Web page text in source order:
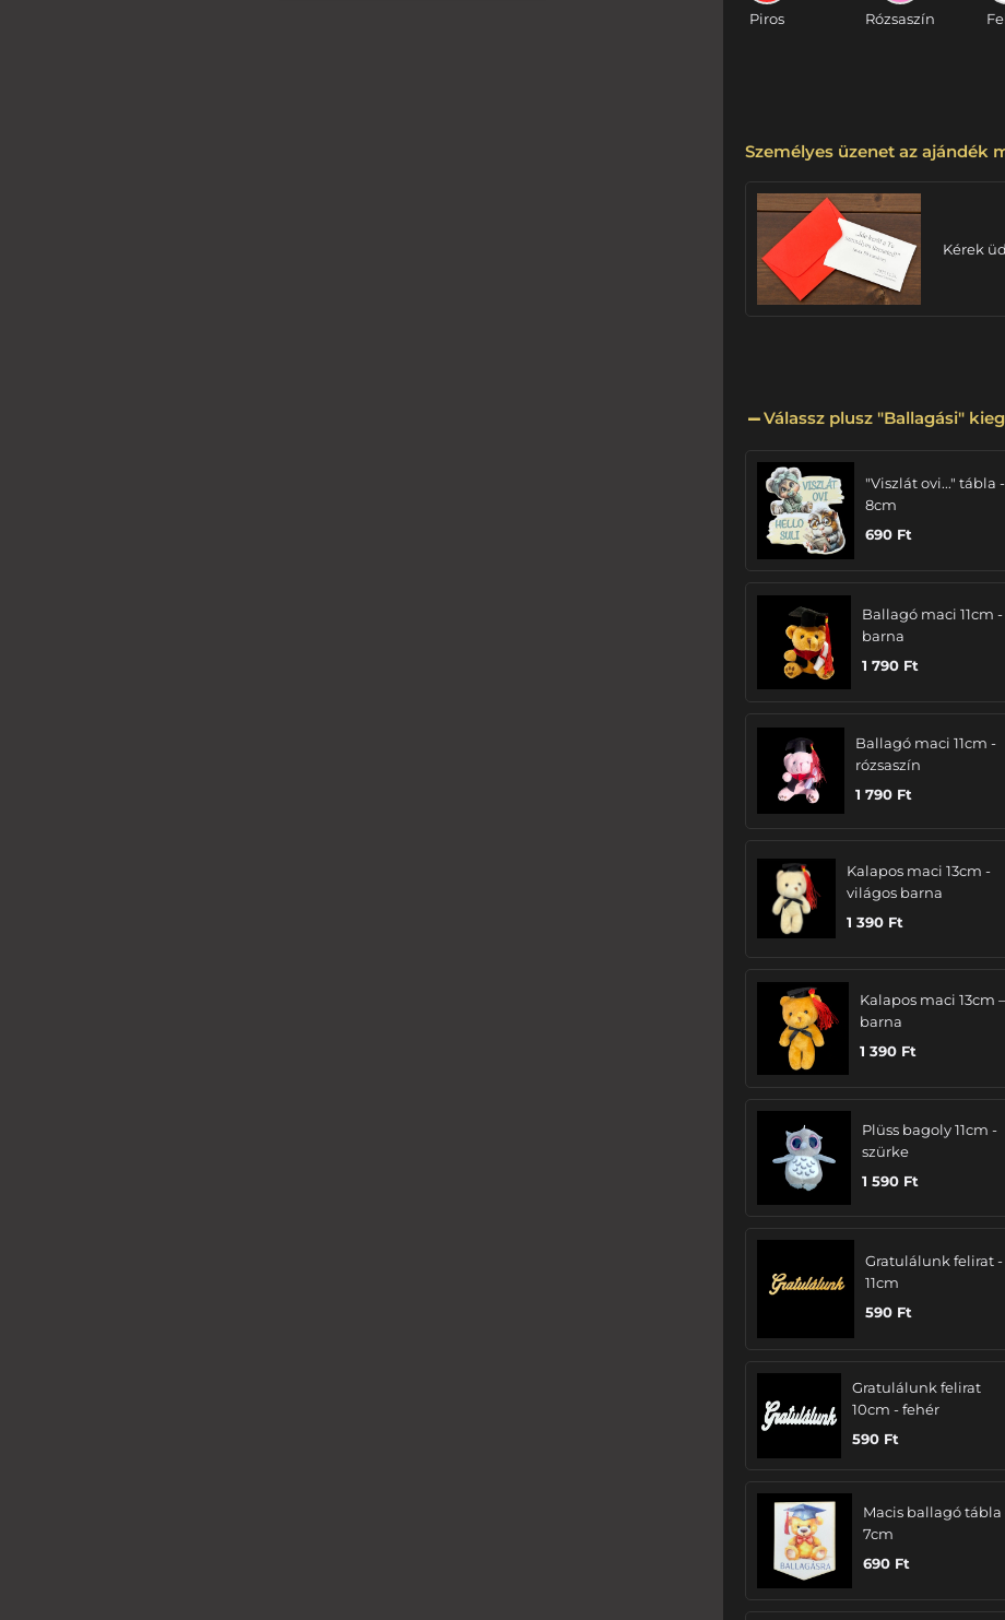
Piros Rózsaszín
Személyes üzenet az ajándék
Kérek
Válassz plusz "Ballagási"
"Viszlát ovi..." tábla -
8cm
690 Ft
Ballagó maci 11cm -
barna
1 790 Ft
Ballagó maci 11cm -
rózsaszín
1 790 Ft
Kalapos maci 13cm -
világos barna
1 390 Ft
Kalapos maci 13cm –
barna
1 390 Ft
Plüss bagoly 11cm -
szürke
1 590 Ft
Gratulálunk felirat -
11cm
590 Ft
Gratulálunk felirat
10cm - fehér
590 Ft
Macis ballagó tábla
7cm
690 Ft